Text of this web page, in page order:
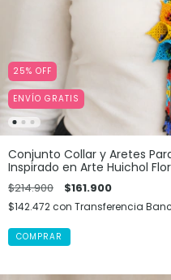
25% OFF
ENVÍO GRATIS
Conjunto Collar y Aretes
Inspirado en Arte Huichol
$214.900 $161.900
$142.472con Transferencia
COMPRAR